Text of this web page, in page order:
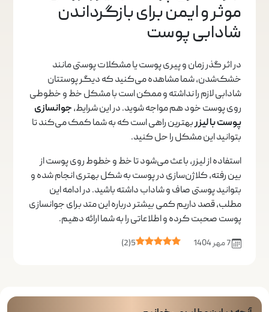
موثر و ایمن برای بازگرداندن
شادابی پوست
در اثر گذر زمان و پیری پوست یا مشکلات پوستی مانند
خشک‌شدن، شما مشاهده می‌کنید که دیگر پوستتان
شادابی لازم را نداشته و ممکن است با مشکل خط و خطوطی
روی پوست خود هم مواجه شوید. در این شرایط،جوانسازی
پوست با لیزربهترین راهی است که به شما کمک می‌کند تا
بتوانید این مشکل را حل کنید.
استفاده از لیزر، باعث می‌شود تا خط و خطوط روی پوست از
بین رفته، کلاژن‌سازی در پوست به شکل بهتری انجام شده و
بتوانید پوستی صاف و شاداب داشته باشید. در ادامه این
مطلب، قصد داریم کمی بیشتر درباره این متد برای جوانسازی
پوست صحبت کرده و اطلاعاتی را به شما ارائه دهیم.
7 مهر 1404 5
(
2
)